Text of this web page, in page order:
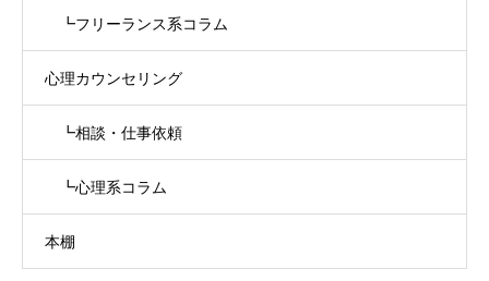
┗フリーランス系コラム
心理カウンセリング
┗相談・仕事依頼
┗心理系コラム
本棚